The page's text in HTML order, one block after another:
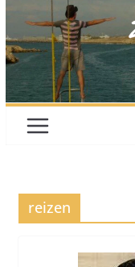
reizen